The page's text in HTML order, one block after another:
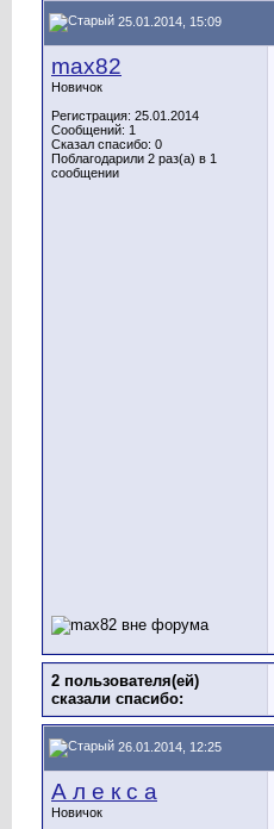
25.01.2014, 15:09
max82
Новичок
Регистрация: 25.01.2014
Сообщений: 1
Сказал спасибо: 0
Поблагодарили 2 раз(а) в 1
сообщении
2 пользователя(ей)
сказали cпасибо:
26.01.2014, 12:25
А л е к с а
Новичок